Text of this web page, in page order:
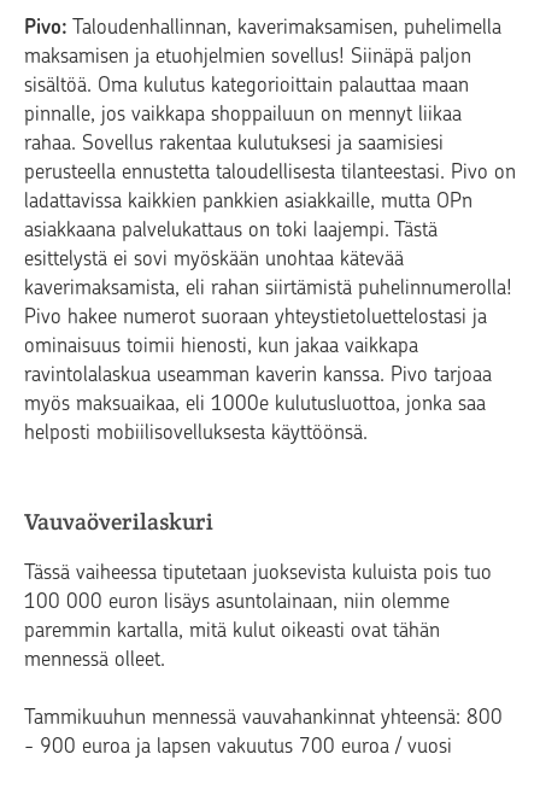
Pivo: Taloudenhallinnan, kaverimaksamisen, puhelimella
maksamisen ja etuohjelmien sovellus! Siinäpä paljon
sisältöä. Oma kulutus kategorioittain palauttaa maan
pinnalle, jos vaikkapa shoppailuun on mennyt liikaa
rahaa. Sovellus rakentaa kulutuksesi ja saamisiesi
perusteella ennustetta taloudellisesta tilanteestasi. Pivo on
ladattavissa kaikkien pankkien asiakkaille, mutta OPn
asiakkaana palvelukattaus on toki laajempi. Tästä
esittelystä ei sovi myöskään unohtaa kätevää
kaverimaksamista, eli rahan siirtämistä puhelinnumerolla!
Pivo hakee numerot suoraan yhteystietoluettelostasi ja
ominaisuus toimii hienosti, kun jakaa vaikkapa
ravintolalaskua useamman kaverin kanssa. Pivo tarjoaa
myös maksuaikaa, eli 1000e kulutusluottoa, jonka saa
helposti mobiilisovelluksesta käyttöönsä.
Vauvaöverilaskuri
Tässä vaiheessa tiputetaan juoksevista kuluista pois tuo
100 000 euron lisäys asuntolainaan, niin olemme
paremmin kartalla, mitä kulut oikeasti ovat tähän
mennessä olleet.
Tammikuuhun mennessä vauvahankinnat yhteensä: 800
- 900 euroa ja lapsen vakuutus 700 euroa / vuosi